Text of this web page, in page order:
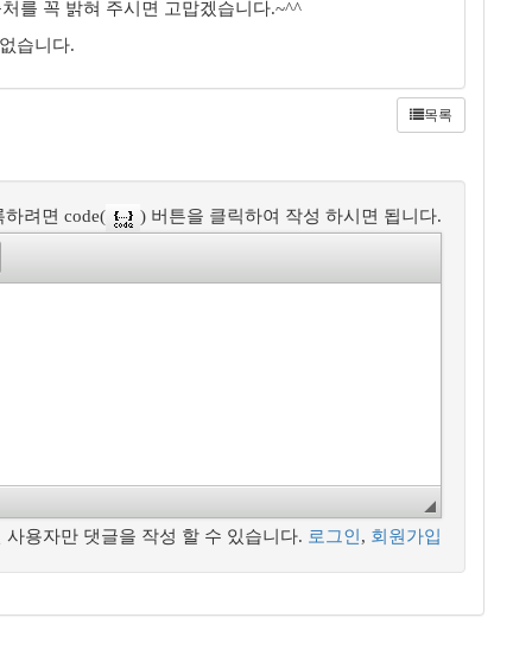
를 꼭 밝혀 주시면 고맙겠습니다.~^^
습니다.
목록
려면 code( ) 버튼을 클릭하여 작성 하시면 됩니다.
사용자만 댓글을 작성 할 수 있습니다. 로그인 , 회원가입